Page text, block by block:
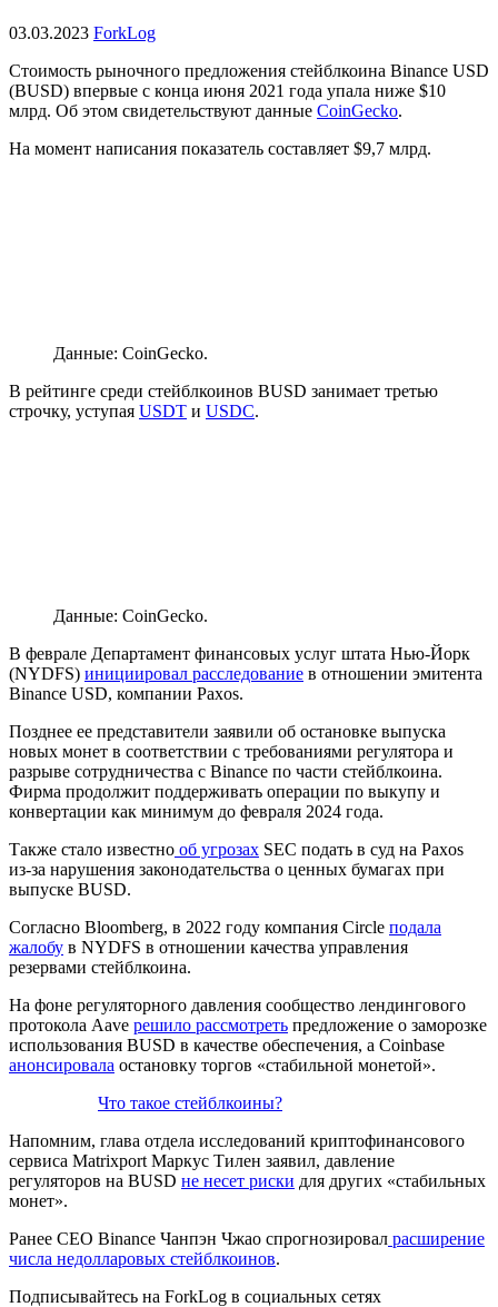
03.03.2023 ForkLog
Стоимость рыночного предложения стейблкоина Binance USD
(BUSD) впервые с конца июня 2021 года упала ниже $10
млрд. Об этом свидетельствуют данные CoinGecko.
На момент написания показатель составляет $9,7 млрд.
Данные: CoinGecko.
В рейтинге среди стейблкоинов BUSD занимает третью
строчку, уступая USDT и USDC.
Данные: CoinGecko.
В феврале Департамент финансовых услуг штата Нью-Йорк
(NYDFS) инициировал расследование в отношении эмитента
Binance USD, компании Paxos.
Позднее ее представители заявили об остановке выпуска
новых монет в соответствии с требованиями регулятора и
разрыве сотрудничества с Binance по части стейблкоина.
Фирма продолжит поддерживать операции по выкупу и
конвертации как минимум до февраля 2024 года.
Также стало известно об угрозах SEC подать в суд на Paxos
из-за нарушения законодательства о ценных бумагах при
выпуске BUSD.
Согласно Bloomberg, в 2022 году компания Circle подала
жалобу в NYDFS в отношении качества управления
резервами стейблкоина.
На фоне регуляторного давления сообщество лендингового
протокола Aave решило рассмотреть предложение о заморозке
использования BUSD в качестве обеспечения, а Coinbase
анонсировала остановку торгов «стабильной монетой».
Что такое стейблкоины?
Напомним, глава отдела исследований криптофинансового
сервиса Matrixport Маркус Тилен заявил, давление
регуляторов на BUSD не несет риски для других «стабильных
монет».
Ранее CEO Binance Чанпэн Чжао спрогнозировал расширение
числа недолларовых стейблкоинов.
Подписывайтесь на ForkLog в социальных сетях